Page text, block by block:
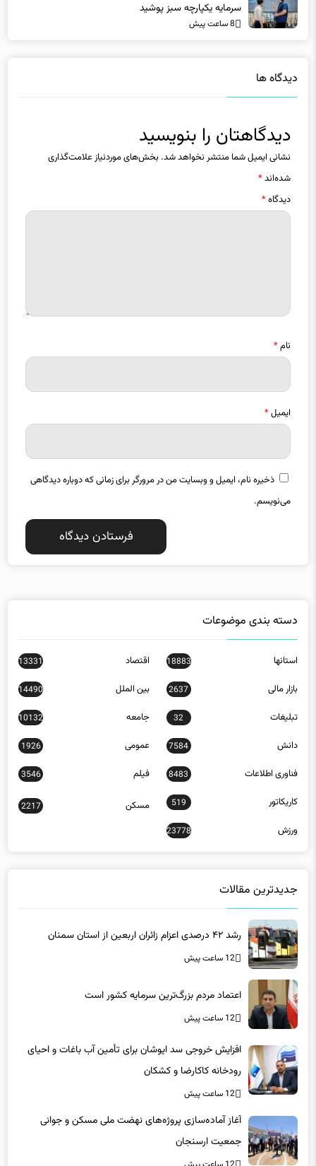
نشانی ایمیل شما منتشر نخواهد شد.بخش‌های موردنیاز علامت‌گذاری
شده‌اند*
دیدگاه*
ایمیل*
ذخیره نام، ایمیل و وبسایت من در مرورگر برای زمانی که دوباره دیدگاهی
می‌نویسم.
استانها
بازار مالی 2637
14490
تبلیغات 32 جامعه 10132
دانش 7584 عمومی 1926
فناوری اطلاعات 8483 فیلم 3546
کاریکاتور 519
2217
ورزش 23778
12 ساعت پیش
12 ساعت پیش
رودخانه‌ کاکارضا و کشکان
12 ساعت پیش
آغاز آماده‌سازی پروژه‌های نهضت ملی مسکن و جوانی
جمعیت ارسنجان
12 ساعت پیش